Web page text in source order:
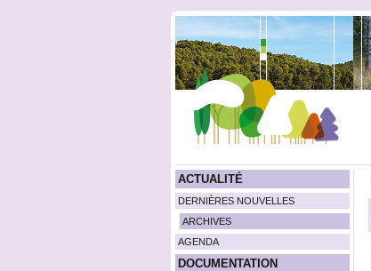
ACTUALITÉ
DERNIÈRES NOUVELLES
ARCHIVES
AGENDA
DOCUMENTATION